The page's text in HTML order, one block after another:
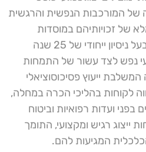
המורכבות הנפשית והרגשית
של זכויותיהם במוסדות
השונים. עו"ד חלים סרחאן, בעל ניסיון ייחודי של 25 שנה
נפש לצד עשור של התמחות
ייעוץ פסיכוסוציאלי
לקוחות בהליכי הכרה במחלה,
ועדות רפואיות וביטוח
ייצוג רגיש ומקצועי, התומך
המגיעות להם.